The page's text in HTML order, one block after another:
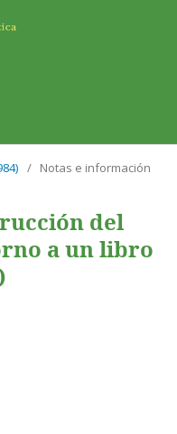
/ Notas e información
del
a un libro